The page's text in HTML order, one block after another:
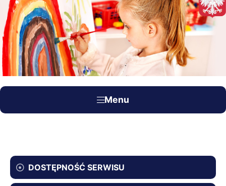
Menu
DOSTĘPNOŚĆ SERWISU